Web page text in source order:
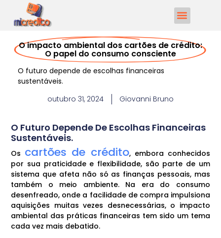
O impacto ambiental dos cartões de crédito:
O papel do consumo consciente
O futuro depende de escolhas financeiras
sustentáveis.
outubro 31, 2024
Giovanni Bruno
O Futuro Depende De Escolhas Financeiras
Sustentáveis.
Os cartões de crédito, embora conhecidos
por sua praticidade e flexibilidade, são parte de um
sistema que afeta não só as finanças pessoais, mas
também o meio ambiente. Na era do consumo
desenfreado, onde a facilidade de compra impulsiona
aquisições muitas vezes desnecessárias, o impacto
ambiental das práticas financeiras tem sido um tema
cada vez mais debatido.